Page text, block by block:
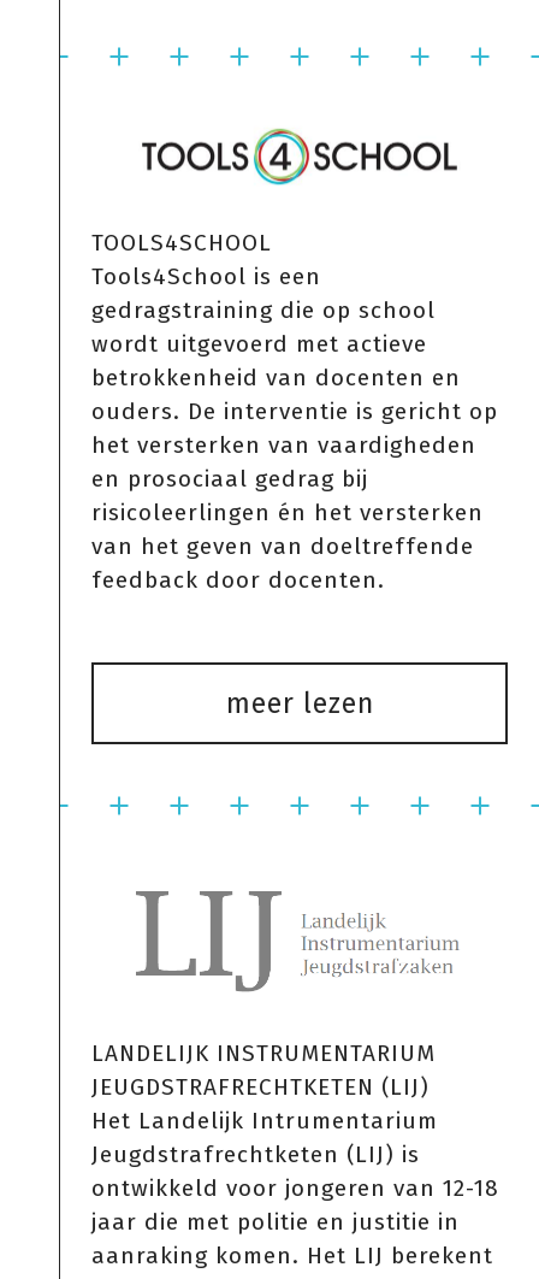
TOOLS4SCHOOL
Tools4School is een
gedragstraining die op school
wordt uitgevoerd met actieve
betrokkenheid van docenten en
ouders. De interventie is gericht op
het versterken van vaardigheden
en prosociaal gedrag bij
risicoleerlingen én het versterken
van het geven van doeltreffende
feedback door docenten.
meer lezen
LANDELIJK INSTRUMENTARIUM
JEUGDSTRAFRECHTKETEN (LIJ)
Het Landelijk Intrumentarium
Jeugdstrafrechtketen (LIJ) is
ontwikkeld voor jongeren van 12-18
jaar die met politie en justitie in
aanraking komen. Het LIJ berekent